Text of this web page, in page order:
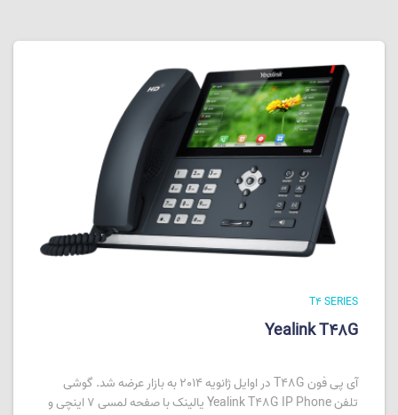
T4 SERIES
Yealink T48G
آی پی فون T48G در اوایل ژانویه 2014 به بازار عرضه شد. گوشی
تلفن Yealink T48G IP Phone یالینک با صفحه لمسی 7 اینچی و